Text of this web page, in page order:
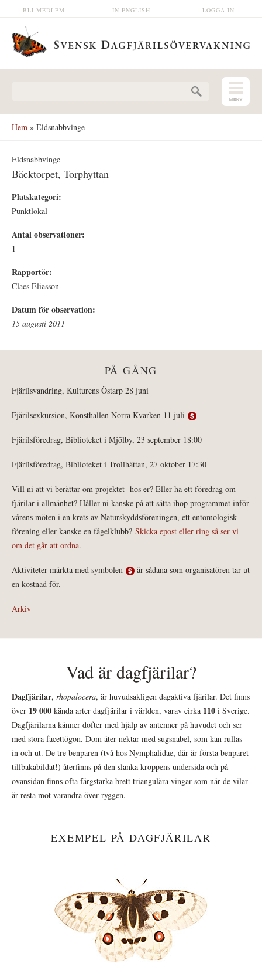
Hoppa till huvudinnehåll LOGGA IN
IN ENGLISH
BLI MEDLEM
Hem » Eldsnabbvinge
Eldsnabbvinge
Bäcktorpet, Torphyttan
Platskategori:
Punktlokal
Antal observationer:
1
Rapportör:
Claes Eliasson
Datum för observation:
15 augusti 2011
PÅ GÅNG
Fjärilsvandring, Kulturens Östarp 28 juni
Fjärilsexkursion, Konsthallen Norra Kvarken 11 juli
Fjärilsföredrag, Biblioteket i Mjölby, 23 september 18:00
Fjärilsföredrag, Biblioteket i Trollhättan, 27 oktober 17:30
Vill ni att vi berättar om projektet hos er? Eller ha ett föredrag om
fjärilar i allmänhet? Håller ni kanske på att sätta ihop programmet inför
vårens möten i en krets av Naturskyddsföreningen, ett entomologisk
förening eller kanske en fågelklubb? Skicka epost eller ring så ser vi
om det går att ordna.
Aktiviteter märkta med symbolen
är sådana som organisatören tar ut
en kostnad för.
Arkiv
Vad är dagfjärilar?
Dagfjärilar, rhopalocera, är huvudsakligen dagaktiva fjärilar. Det finns
över 19 000 kända arter dagfjärilar i världen, varav cirka 110 i Sverige.
Dagfjärilarna känner dofter med hjälp av antenner på huvudet och ser
med stora facettögon. Dom äter nektar med sugsnabel, som kan rullas
in och ut. De tre benparen (två hos Nymphalidae, där är första benparet
tillbakabildat!) återfinns på den slanka kroppens undersida och på
ovansidan finns ofta färgstarka brett triangulära vingar som när de vilar
är resta mot varandra över ryggen.
EXEMPEL PÅ DAGFJÄRILAR